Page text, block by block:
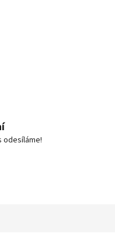
odesíláme!